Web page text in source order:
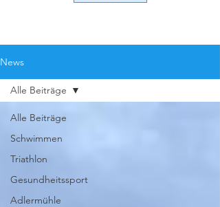
News
Alle Beiträge
Schwimmen
Triathlon
Gesundheitssport
Adlermühle
Alle Beiträge